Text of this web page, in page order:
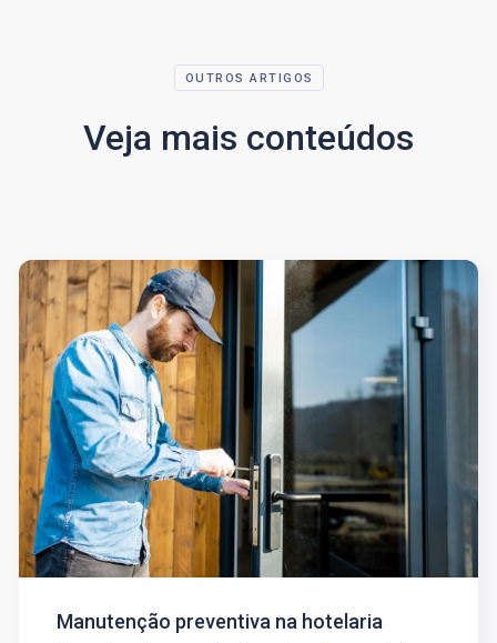
OUTROS ARTIGOS
Veja mais conteúdos
Manutenção preventiva na hotelaria